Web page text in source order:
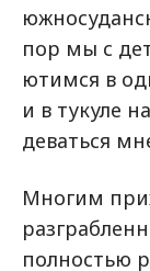
пор мы с
ютимся в
и в тукуле
деваться
Многим
полностью